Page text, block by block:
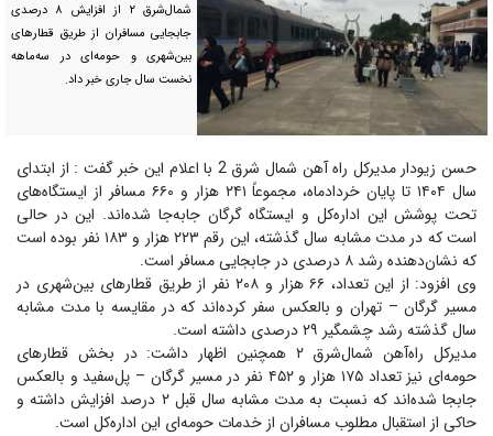
شمال‌شرق ۲ از افزایش ۸ درصدی
جابجایی مسافران از طریق قطارهای
بین‌شهری و حومه‌ای در سه‌ماهه
نخست سال جاری خبر داد.
حسن زیودار مدیرکل راه آهن شمال شرق 2 با اعلام این خبر گفت : از ابتدای
سال ۱۴۰۴ تا پایان خردادماه، مجموعاً ۲۴۱ هزار و ۶۶۰ مسافر از ایستگاه‌های
تحت پوشش این اداره‌کل و ایستگاه گرگان جابه‌جا شده‌اند. این در حالی
است که در مدت مشابه سال گذشته، این رقم ۲۲۳ هزار و ۱۸۳ نفر بوده است
که نشان‌دهنده رشد ۸ درصدی در جابجایی مسافر است.
وی افزود: از این تعداد، ۶۶ هزار و ۲۰۸ نفر از طریق قطارهای بین‌شهری در
مسیر گرگان – تهران و بالعکس سفر کرده‌اند که در مقایسه با مدت مشابه
سال گذشته رشد چشمگیر ۲۹ درصدی داشته است.
مدیرکل راه‌آهن شمال‌شرق ۲ همچنین اظهار داشت: در بخش قطارهای
حومه‌ای نیز تعداد ۱۷۵ هزار و ۴۵۲ نفر در مسیر گرگان – پل‌سفید و بالعکس
جابجا شده‌اند که نسبت به مدت مشابه سال قبل ۲ درصد افزایش داشته و
حاکی از استقبال مطلوب مسافران از خدمات حومه‌ای این اداره‌کل است.